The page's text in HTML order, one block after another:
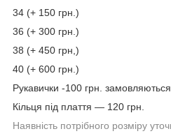
34 (+ 150 грн.)
36 (+ 300 грн.)
38 (+ 450 грн,)
40 (+ 600 грн.)
Рукавички -100 грн.
Кільця під плаття — 120 грн.
Наявність потрібного розміру